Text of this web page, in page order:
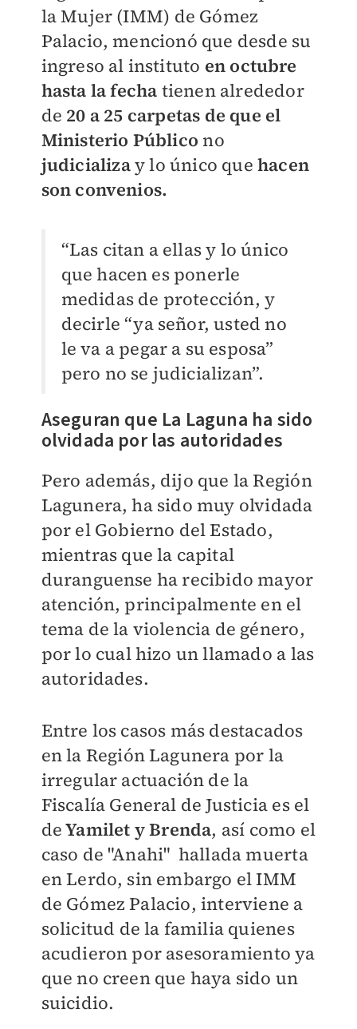
la Mujer (IMM) de Gómez
Palacio, mencionó que desde su
ingreso al instituto en octubre
hasta la fecha tienen alrededor
de 20 a 25 carpetas de que el
Ministerio Público no
judicializay lo único que hacen
son convenios.
“Las citan a ellas y lo único
que hacen es ponerle
medidas de protección, y
decirle “ya señor, usted no
le va a pegar a su esposa”
pero no se judicializan”.
Aseguran que La Laguna ha sido
olvidada por las autoridades
Pero además, dijo que la Región
Lagunera, ha sido muy olvidada
por el Gobierno del Estado,
mientras que la capital
duranguense ha recibido mayor
atención, principalmente en el
tema de la violencia de género,
por lo cual hizo un llamado a las
autoridades.
Entre los casos más destacados
en la Región Lagunera por la
irregular actuación de la
Fiscalía General de Justicia es el
deYamilet y Brenda, así como el
caso de "Anahi" hallada muerta
en Lerdo, sin embargo el IMM
de Gómez Palacio, interviene a
solicitud de la familia quienes
acudieron por asesoramiento ya
que no creen que haya sido un
suicidio.